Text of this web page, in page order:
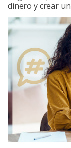
dinero y crear